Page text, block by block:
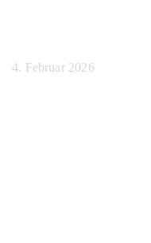
4. Februar 2026